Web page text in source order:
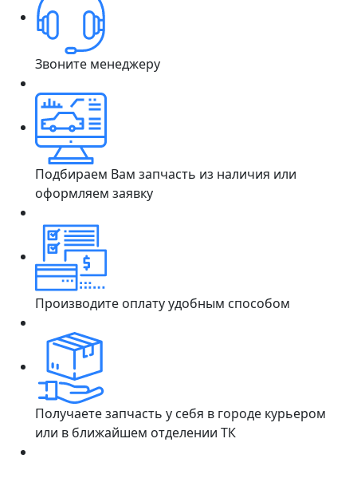
Звоните менеджеру
Подбираем Вам запчасть из наличия или
оформляем заявку
Производите оплату удобным способом
Получаете запчасть у себя в городе курьером
или в ближайшем отделении ТК